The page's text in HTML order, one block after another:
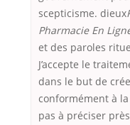
scepticisme. dieux
Pharmacie En
et des paroles
J’accepte le
dans le but de
conformément à
pas à préciser